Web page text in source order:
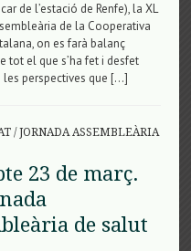
de l’estació de Renfe), la XL
de la Cooperativa
on es farà balanç
tot el que s’ha fet i desfet
les perspectives que […]
/JORNADA ASSEMBLEÀRIA
23 de març.
de salut